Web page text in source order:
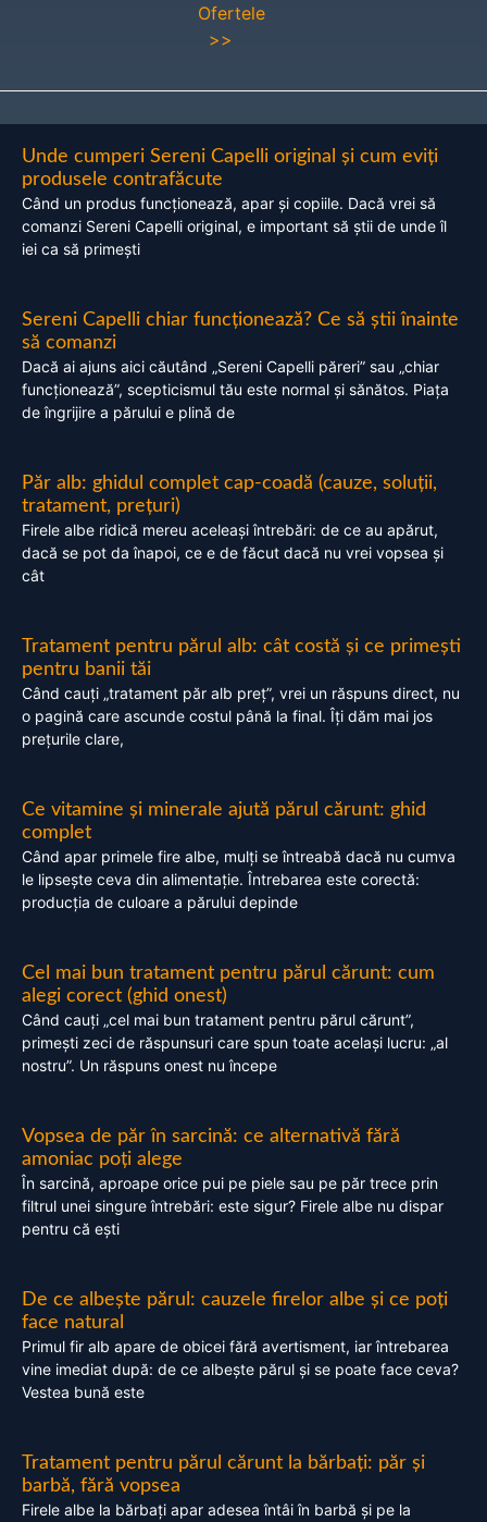
Ofertele
>>
Unde cumperi Sereni Capelli original și cum eviți
produsele contrafăcute
Când un produs funcționează, apar și copiile. Dacă vrei să
comanzi Sereni Capelli original, e important să știi de unde îl
iei ca să primești
Sereni Capelli chiar funcționează? Ce să știi înainte
să comanzi
Dacă ai ajuns aici căutând „Sereni Capelli păreri” sau „chiar
funcționează”, scepticismul tău este normal și sănătos. Piața
de îngrijire a părului e plină de
Păr alb: ghidul complet cap-coadă (cauze, soluții,
tratament, prețuri)
Firele albe ridică mereu aceleași întrebări: de ce au apărut,
dacă se pot da înapoi, ce e de făcut dacă nu vrei vopsea și
cât
Tratament pentru părul alb: cât costă și ce primești
pentru banii tăi
Când cauți „tratament păr alb preț”, vrei un răspuns direct, nu
o pagină care ascunde costul până la final. Îți dăm mai jos
prețurile clare,
Ce vitamine și minerale ajută părul cărunt: ghid
complet
Când apar primele fire albe, mulți se întreabă dacă nu cumva
le lipsește ceva din alimentație. Întrebarea este corectă:
producția de culoare a părului depinde
Cel mai bun tratament pentru părul cărunt: cum
alegi corect (ghid onest)
Când cauți „cel mai bun tratament pentru părul cărunt”,
primești zeci de răspunsuri care spun toate același lucru: „al
nostru”. Un răspuns onest nu începe
Vopsea de păr în sarcină: ce alternativă fără
amoniac poți alege
În sarcină, aproape orice pui pe piele sau pe păr trece prin
filtrul unei singure întrebări: este sigur? Firele albe nu dispar
pentru că ești
De ce albește părul: cauzele firelor albe și ce poți
face natural
Primul fir alb apare de obicei fără avertisment, iar întrebarea
vine imediat după: de ce albește părul și se poate face ceva?
Vestea bună este
Tratament pentru părul cărunt la bărbați: păr și
barbă, fără vopsea
Firele albe la bărbați apar adesea întâi în barbă și pe la